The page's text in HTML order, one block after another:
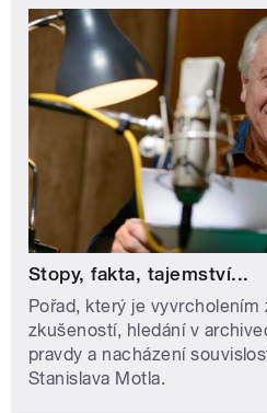
Stopy, fakta, tajemství...
Pořad, který je vyvrcholením
zkušeností, hledání v
pravdy a nacházení
Stanislava Motla.